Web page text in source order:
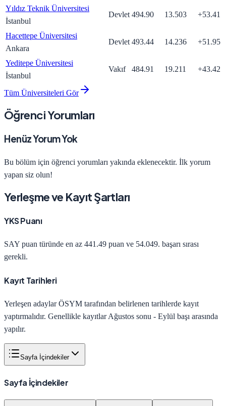
Yıldız Teknik Üniversitesi
İstanbul
Devlet 494.90 13.503 +53.41
Hacettepe Üniversitesi
Ankara
Devlet 493.44 14.236 +51.95
Yeditepe Üniversitesi
İstanbul
Vakıf 484.91 19.211 +43.42
Tüm Üniversiteleri Gör
Öğrenci Yorumları
Henüz Yorum Yok
Bu bölüm için öğrenci yorumları yakında eklenecektir. İlk yorum
yapan siz olun!
Yerleşme ve Kayıt Şartları
YKS Puanı
SAY puan türünde en az 441.49 puan ve 54.049. başarı sırası
gerekli.
Kayıt Tarihleri
Yerleşen adaylar ÖSYM tarafından belirlenen tarihlerde kayıt
yaptırmalıdır. Genellikle kayıtlar Ağustos sonu - Eylül başı arasında
yapılır.
Sayfa İçindekiler
Sayfa İçindekiler